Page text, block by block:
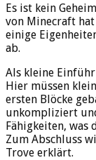
Es ist kein
von Minecraft
einige
ab.
Als kleine
Hier müssen
ersten Blöcke
unkompliziert
Fähigkeiten, was
Zum Abschluss
Trove erklärt.